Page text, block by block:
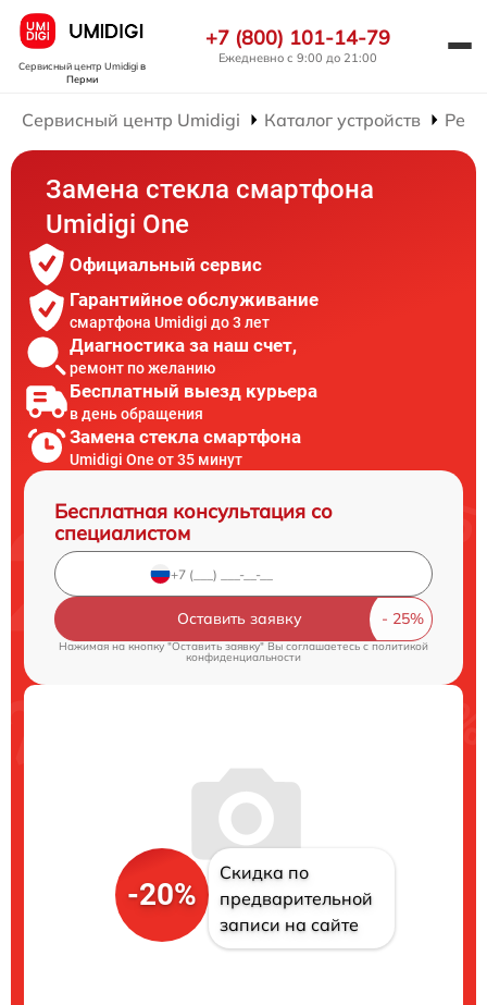
Сервисный центр Umidigiв
Перми
+7 (800) 101-14-79
Ежедневно с 9:00 до 21:00
Сервисный центр Umidigi Каталог устройств
Замена стекла смартфона
Umidigi One
Официальный сервис
Гарантийное обслуживание
смартфона Umidigi до 3 лет
Диагностика за наш счет,
ремонт по желанию
Бесплатный выезд курьера
в день обращения
Замена стекла смартфона
Umidigi One от 35 минут
Бесплатная консультация со
специалистом
Оставить заявку
Нажимая на кнопку "Оставить заявку" Вы соглашаетесь c политикой
конфиденциальности
-20%
Скидка по
предварительной
записи на сайте